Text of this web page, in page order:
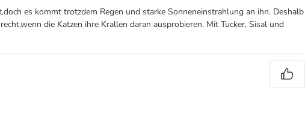
es kommt trotzdem Regen und starke Sonneneinstrahlung an ihn. Deshalb
die Katzen ihre Krallen daran ausprobieren. Mit Tucker, Sisal und